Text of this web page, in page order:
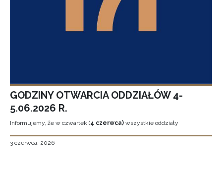
GODZINY OTWARCIA ODDZIAŁÓW 4-
5.06.2026 R.
Informujemy, że w czwartek (4 czerwca) wszystkie oddziały
3 czerwca, 2026